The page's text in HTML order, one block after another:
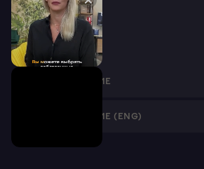
ПОКУПАТЕЛЯМ
ПАРТНЕРАМ
VR ПРИЛОЖЕНИЕ
VR ПРИЛОЖЕНИЕ (ENG)